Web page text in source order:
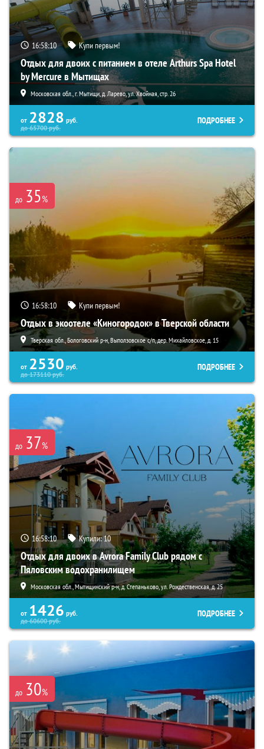
16:58:08 Купи первым!
Отдых для двоих с питанием в отеле Arthurs Spa Hotel
by Mercure в Мытищах
Московская обл., г. Мытищи, д. Ларево, ул. Хвойная, стр. 26
от 2828 руб.
до65700руб.
ПОДРОБНЕЕ
до 35%
16:58:08 Купи первым!
Отдых в экоотеле «Киногородок» в Тверской области
Тверская обл., Бологовский р-н, Выползовское с/п, дер. Михайловское, д. 15
от 2530 руб.
до173110руб.
ПОДРОБНЕЕ
до 37%
16:58:08 Купили:10
Отдых для двоих в Avrora Family Club рядом с
Пяловским водохранилищем
Московская обл., Мытищинский р-н, д. Степаньково, ул. Рождественская, д. 25
от 1426 руб.
до60600руб.
ПОДРОБНЕЕ
до 30%